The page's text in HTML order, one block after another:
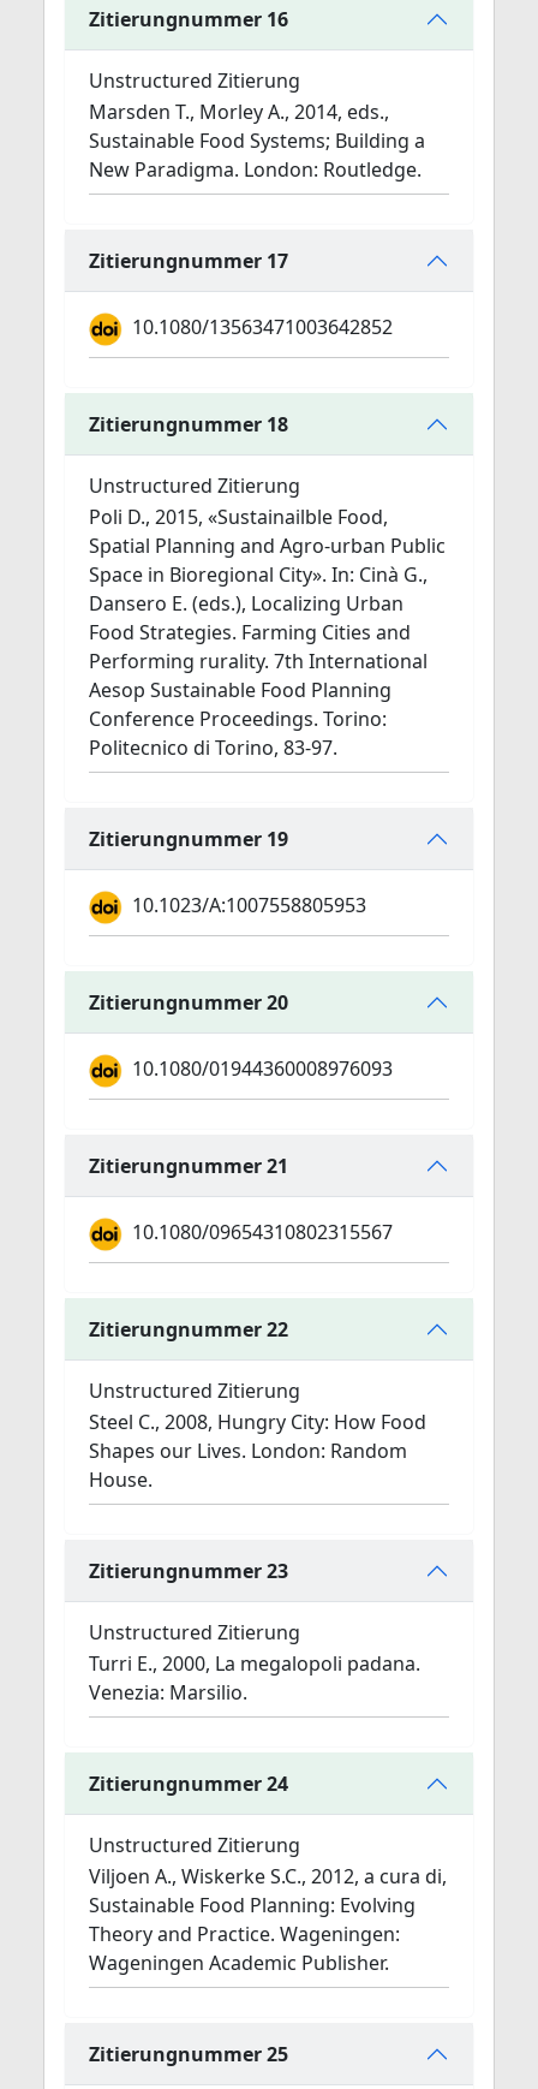
Zitierungnummer 16
Unstructured Zitierung
Marsden T., Morley A., 2014, eds.,
Sustainable Food Systems; Building a
New Paradigma. London: Routledge.
Zitierungnummer 17
10.1080/13563471003642852
Zitierungnummer 18
Unstructured Zitierung
Poli D., 2015, «Sustainailble Food,
Spatial Planning and Agro-urban Public
Space in Bioregional City». In: Cinà G.,
Dansero E. (eds.), Localizing Urban
Food Strategies. Farming Cities and
Performing rurality. 7th International
Aesop Sustainable Food Planning
Conference Proceedings. Torino:
Politecnico di Torino, 83-97.
Zitierungnummer 19
10.1023/A:1007558805953
Zitierungnummer 20
10.1080/01944360008976093
Zitierungnummer 21
10.1080/09654310802315567
Zitierungnummer 22
Unstructured Zitierung
Steel C., 2008, Hungry City: How Food
Shapes our Lives. London: Random
House.
Zitierungnummer 23
Unstructured Zitierung
Turri E., 2000, La megalopoli padana.
Venezia: Marsilio.
Zitierungnummer 24
Unstructured Zitierung
Viljoen A., Wiskerke S.C., 2012, a cura di,
Sustainable Food Planning: Evolving
Theory and Practice. Wageningen:
Wageningen Academic Publisher.
Zitierungnummer 25